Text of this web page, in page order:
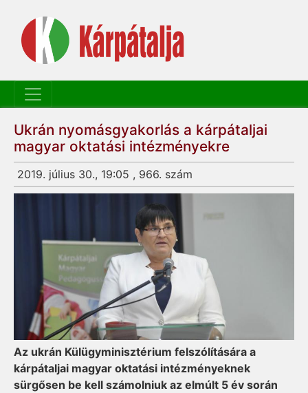
Ukrán nyomásgyakorlás a kárpátaljai
magyar oktatási intézményekre
2019. július 30., 19:05 , 966. szám
Az ukrán Külügyminisztérium felszólítására a
kárpátaljai magyar oktatási intézményeknek
sürgősen be kell számolniuk az elmúlt 5 év során